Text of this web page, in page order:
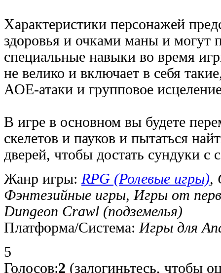
Характеристики персонажей
здоровья и очками маны и могут
специальные навыки во время
не велико и включает в себя
АОЕ-атаки и групповое
В игре в основном вы будете
скелетов и пауков и пытаться
дверей, чтобы достать сундуки с
Жанр игры: RPG (Ролевые игры),
Фэнтезийные игры, Игры от
Dungeon Crawl (подземелья)
Платформа/Система: Игры для
5
Голосов:2 (залогиньтесь, чтобы